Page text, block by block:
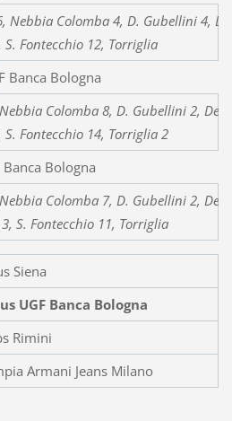
Nebbia Colomba 4, D. Gubellini 4,
Fontecchio 12, Torriglia
Banca Bologna
Colomba 8, D. Gubellini 2, De
Fontecchio 14, Torriglia 2
Bologna
Colomba 7, D. Gubellini 2, De
S. Fontecchio 11, Torriglia
Siena
UGF Banca Bologna
Rimini
Armani Jeans Milano